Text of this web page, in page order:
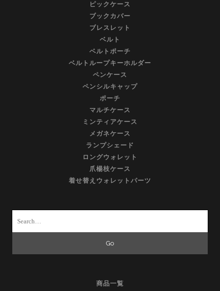
ピックケース
ブックカバー
ブレスレット
ベルト
ベルトポーチ
ベルトループキーホルダー
ペンケース
ペンシルキャップ
ポーチ
マルチケース
ミンティアケース
メガネケース
ランプシェード
ロングウォレット
爪楊枝ケース
着せ替えウォレットパーツ
商品一覧